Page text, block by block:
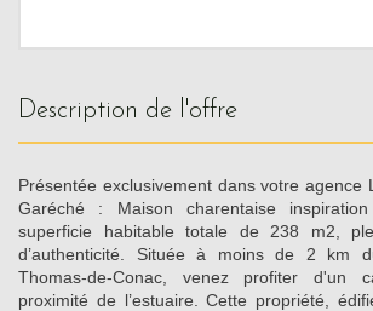
description de l'offre
Présentée exclusivement dans votre agence
Garéché : Maison charentaise
superficie habitable totale de 238 m2,
d’authenticité. Située à moins de 2 km
Thomas-de-Conac, venez profiter d'un
proximité de l’estuaire. Cette propriété,